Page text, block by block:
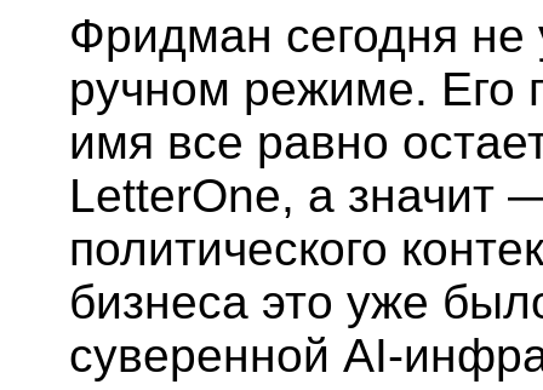
Фридман сегодня не
ручном режиме. Его
имя все равно
LetterOne, а значит
политического
бизнеса это уже
суверенной AI-